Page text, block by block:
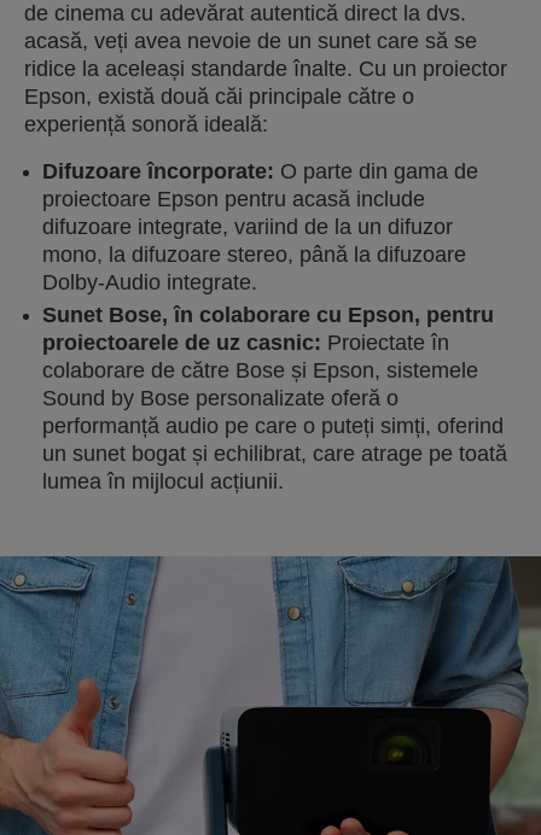
de cinema cu adevărat autentică direct la dvs.
acasă, veți avea nevoie de un sunet care să se
ridice la aceleași standarde înalte. Cu un proiector
Epson, există două căi principale către o
experiență sonoră ideală:
Difuzoare încorporate: O parte din gama de
proiectoare Epson pentru acasă include
difuzoare integrate, variind de la un difuzor
mono, la difuzoare stereo, până la difuzoare
Dolby-Audio integrate.
Sunet Bose, în colaborare cu Epson, pentru
proiectoarele de uz casnic: Proiectate în
colaborare de către Bose și Epson, sistemele
Sound by Bose personalizate oferă o
performanță audio pe care o puteți simți, oferind
un sunet bogat și echilibrat, care atrage pe toată
lumea în mijlocul acțiunii.